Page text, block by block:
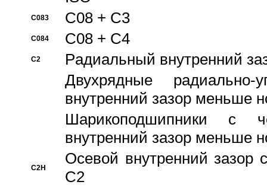
C083 C08 + C3
C084 C08 + C4
C2
Pадиальный внутренний
Двухрядные радиально-
внутренний зазор меньше
Шарикоподшипники с
внутренний зазор меньше
C2H
Осевой внутренний зазор
C2